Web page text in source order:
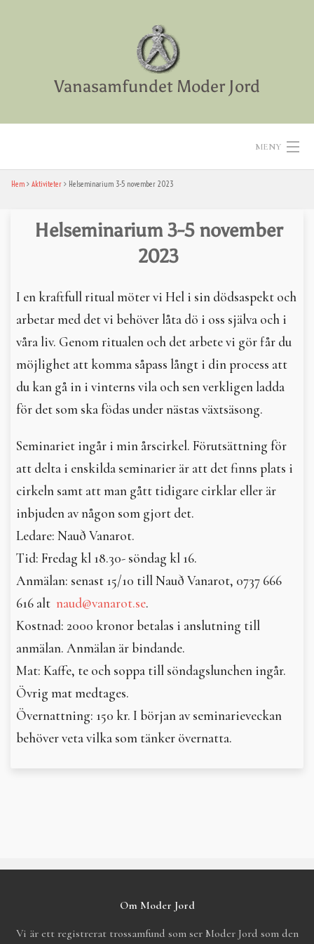
Vanasamfundet Moder Jord
MENY
Hem
Aktiviteter
Diverse
Hem Aktiviteter Helseminarium 3-5 november 2023
Helseminarium 3-5 november
2023
I en kraftfull ritual möter vi Hel i sin dödsaspekt och
arbetar med det vi behöver låta dö i oss själva och i
våra liv. Genom ritualen och det arbete vi gör får du
möjlighet att komma såpass långt i din process att
du kan gå in i vinterns vila och sen verkligen ladda
för det som ska födas under nästas växtsäsong.
Seminariet ingår i min årscirkel. Förutsättning för
att delta i enskilda seminarier är att det finns plats i
cirkeln samt att man gått tidigare cirklar eller är
inbjuden av någon som gjort det.
Ledare: Nauð Vanarot.
Tid: Fredag kl 18.30- söndag kl 16.
Anmälan: senast 15/10 till Nauð Vanarot, 0737 666
616 alt naud@vanarot.se.
Kostnad: 2000 kronor betalas i anslutning till
anmälan. Anmälan är bindande.
Mat: Kaffe, te och soppa till söndagslunchen ingår.
Övrig mat medtages.
Övernattning: 150 kr. I början av seminarieveckan
behöver veta vilka som tänker övernatta.
Om Moder Jord
Vi är ett registrerat trossamfund som ser Moder Jord som den